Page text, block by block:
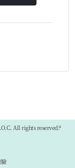
All rights reserved.®